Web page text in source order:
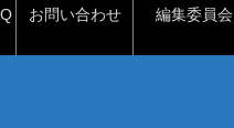
お問い合わせ 編集委員会